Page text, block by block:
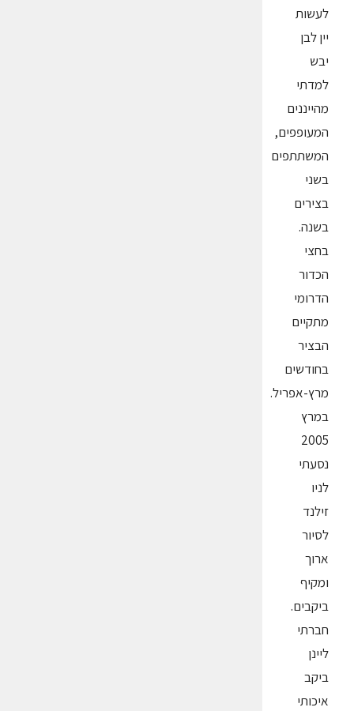
לעשות
יין לבן
יבש
למדתי
מהייננים
המעופפים,
המשתתפים
בשני
בצירים
בשנה.
בחצי
הכדור
הדרומי
מתקיים
הבציר
בחודשים
מרץ-אפריל.
במרץ
2005
נסעתי
לניו
זילנד
לסיור
ארוך
ומקיף
ביקבים.
חברתי
ליינן
ביקב
איכותי